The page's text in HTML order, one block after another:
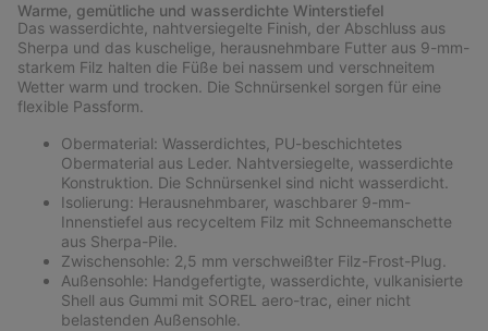
section
Warme, gemütliche und wasserdichte Winterstiefel
Das wasserdichte, nahtversiegelte Finish, der Abschluss aus
Sherpa und das kuschelige, herausnehmbare Futter aus 9-mm-
starkem Filz halten die Füße bei nassem und verschneitem
Wetter warm und trocken. Die Schnürsenkel sorgen für eine
flexible Passform.
Obermaterial: Wasserdichtes, PU-beschichtetes
Obermaterial aus Leder. Nahtversiegelte, wasserdichte
Konstruktion. Die Schnürsenkel sind nicht wasserdicht.
Isolierung: Herausnehmbarer, waschbarer 9-mm-
Innenstiefel aus recyceltem Filz mit Schneemanschette
aus Sherpa-Pile.
Zwischensohle: 2,5 mm verschweißter Filz-Frost-Plug.
Außensohle: Handgefertigte, wasserdichte, vulkanisierte
Shell aus Gummi mit SOREL aero-trac, einer nicht
belastenden Außensohle.